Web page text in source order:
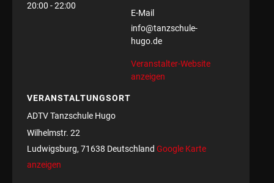
20:00 - 22:00
VERANSTALTUNGSORT
ADTV Tanzschule Hugo
Wilhelmstr. 22
Ludwigsburg, 71638 Deutschland Google Karte
anzeigen
E-Mail
info@tanzschule-
hugo.de
Veranstalter-Website
anzeigen